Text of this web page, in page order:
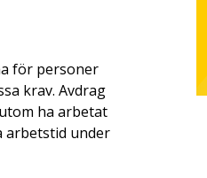
för personer
krav. Avdrag
ha arbetat
arbetstid under